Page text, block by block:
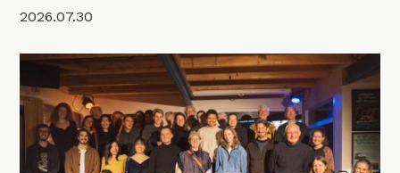
2026.07.30